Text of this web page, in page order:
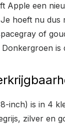
Apple een
hoeft nu dus
of
is
inch) is in 4
zilver en